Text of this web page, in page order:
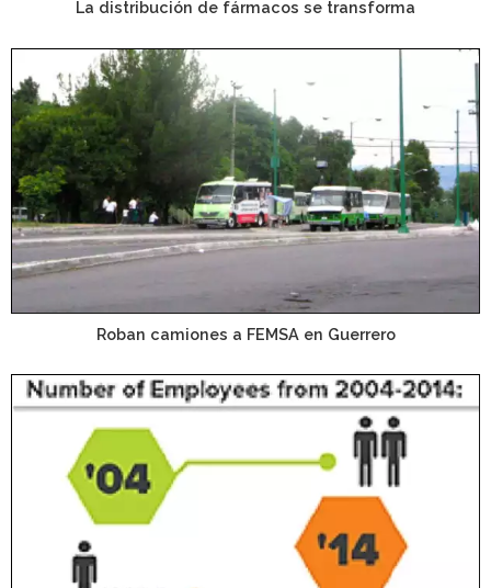
La distribución de fármacos se transforma
Roban camiones a FEMSA en Guerrero